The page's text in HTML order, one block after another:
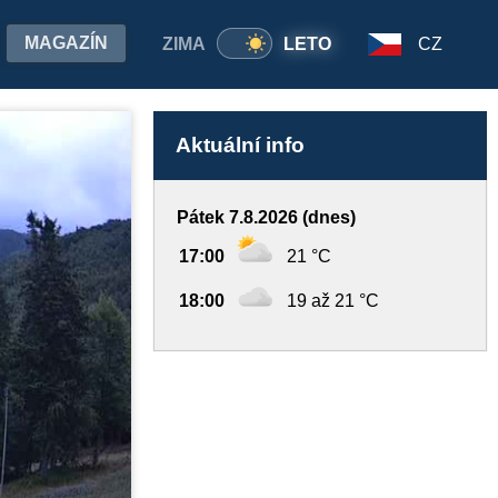
ZIMA LETO
MAGAZÍN CZ
Aktuální info
Pátek 7.8.2026 (dnes)
17:00 21 °C
18:00 19 až 21 °C